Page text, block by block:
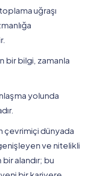
uğraşı
bir bilgi, zamanla
yolunda
çevrimiçi dünyada
ve nitelikli
alandır; bu